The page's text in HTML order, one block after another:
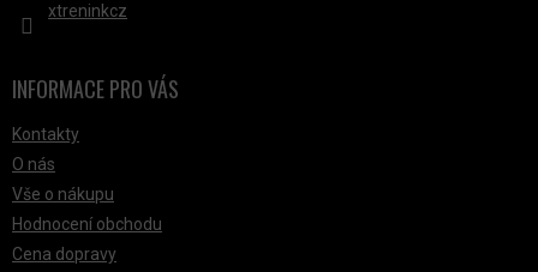
xtreninkcz
INFORMACE PRO VÁS
Kontakty
O nás
Vše o nákupu
Hodnocení obchodu
Cena dopravy